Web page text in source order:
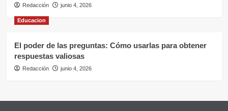
Redacción junio 4, 2026
Educacion
El poder de las preguntas: Cómo usarlas para obtener
respuestas valiosas
Redacción junio 4, 2026